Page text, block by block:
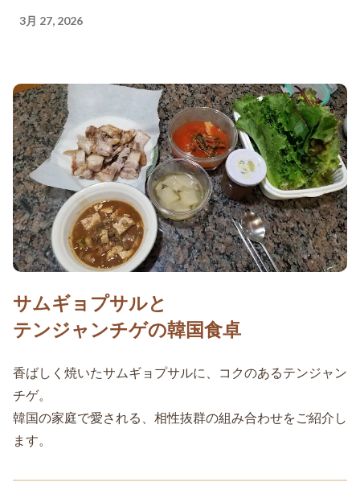
3月 27, 2026
サムギョプサルと
テンジャンチゲの韓国食卓
香ばしく焼いたサムギョプサルに、コクのあるテンジャン
チゲ。
韓国の家庭で愛される、相性抜群の組み合わせをご紹介し
ます。